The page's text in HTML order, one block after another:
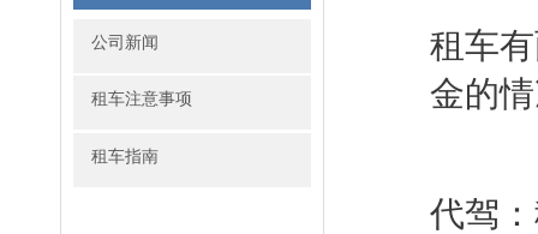
公司新闻
租车注意事项
租车指南
租车
金的
代驾